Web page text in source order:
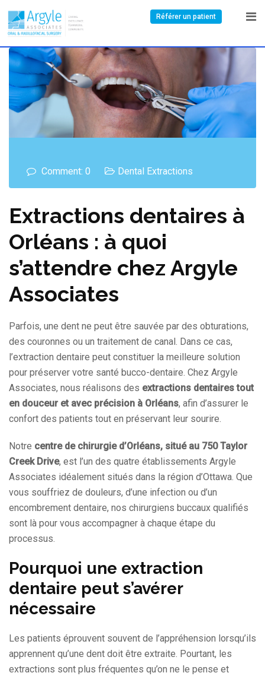
Référer un patient
Comment: 0 Dental Extractions
Extractions dentaires à
Orléans : à quoi
s’attendre chez Argyle
Associates
Parfois, une dent ne peut être sauvée par des obturations,
des couronnes ou un traitement de canal. Dans ce cas,
l’extraction dentaire peut constituer la meilleure solution
pour préserver votre santé bucco-dentaire. Chez Argyle
Associates, nous réalisons des extractions dentaires tout
en douceur et avec précision à Orléans, afin d’assurer le
confort des patients tout en préservant leur sourire.
Notre centre de chirurgie d’Orléans, situé au 750 Taylor
Creek Drive, est l’un des quatre établissements Argyle
Associates idéalement situés dans la région d’Ottawa. Que
vous souffriez de douleurs, d’une infection ou d’un
encombrement dentaire, nos chirurgiens buccaux qualifiés
sont là pour vous accompagner à chaque étape du
processus.
Pourquoi une extraction
dentaire peut s’avérer
nécessaire
Les patients éprouvent souvent de l’appréhension lorsqu’ils
apprennent qu’une dent doit être extraite. Pourtant, les
extractions sont plus fréquentes qu’on ne le pense et